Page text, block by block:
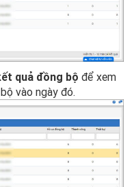
quả đồng bộ để xem
vào ngày đó.